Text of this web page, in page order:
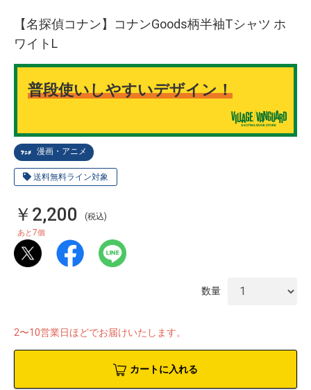
漫画・アニメ
送料無料ライン対象
【名探偵コナン】コナンGoods柄半袖Tシャツ ホ
ワイトL
普段使いしやすいデザイン！
￥2,200 (税込)
あと7個
数量
2〜10営業日ほどでお届けいたします。
カートに入れる